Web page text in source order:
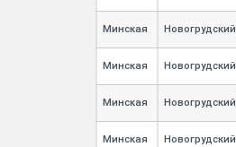
Минская Новогрудский
Минская Новогрудский
Минская Новогрудский
Минская Новогрудский